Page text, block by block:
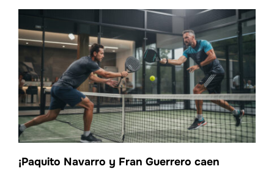
¡Paquito Navarro y Fran Guerrero caen